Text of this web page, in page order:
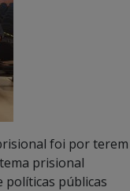
foi por terem
prisional
políticas públicas